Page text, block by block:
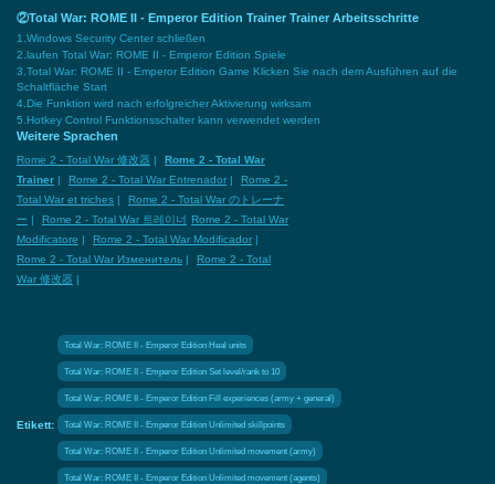
②Total War: ROME II - Emperor Edition Trainer Trainer Arbeitsschritte
1.Windows Security Center schließen
2.laufen Total War: ROME II - Emperor Edition Spiele
3.Total War: ROME II - Emperor Edition Game Klicken Sie nach dem Ausführen auf die
Schaltfläche Start
4.Die Funktion wird nach erfolgreicher Aktivierung wirksam
5.Hotkey Control Funktionsschalter kann verwendet werden
Weitere Sprachen
Rome 2 - Total War 修改器
Rome 2 - Total War
Trainer
Rome 2 - Total War Entrenador
Rome 2 -
Total War et triches
Rome 2 - Total War のトレーナ
ー
Rome 2 - Total War 트레이너
Rome 2 - Total War
Modificatore
Rome 2 - Total War Modificador
Rome 2 - Total War Изменитель
Rome 2 - Total
War 修改器
Etikett:
Total War: ROME II - Emperor Edition Heal units
Total War: ROME II - Emperor Edition Set level/rank to 10
Total War: ROME II - Emperor Edition Fill experiences (army + general)
Total War: ROME II - Emperor Edition Unlimited skillpoints
Total War: ROME II - Emperor Edition Unlimited movement (army)
Total War: ROME II - Emperor Edition Unlimited movement (agents)